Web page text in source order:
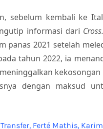
sebelum kembali ke
informasi dari
panas 2021 setelah
tahun 2022, ia
dengan maksud